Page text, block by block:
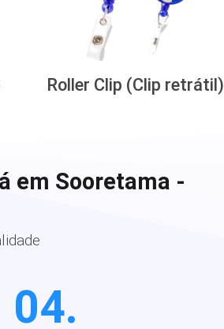
Roller Clip (Clip retrátil)
em Sooretama -
04.